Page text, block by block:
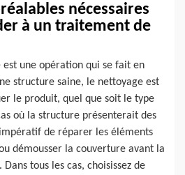
nécessaires
à un traitement de
une opération qui se fait en
structure saine, le nettoyage est
le produit, quel que soit le type
où la structure présenterait des
de réparer les éléments
démousser la couverture avant la
tous les cas, choisissez de